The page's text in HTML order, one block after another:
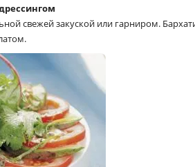
свежей закуской или гарниром.